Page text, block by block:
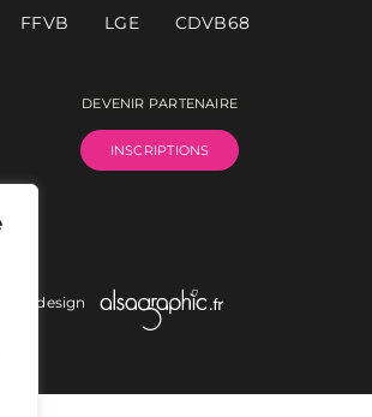
FFVB LGE CDVB68
DEVENIR PARTENAIRE
INSCRIPTIONS
et design